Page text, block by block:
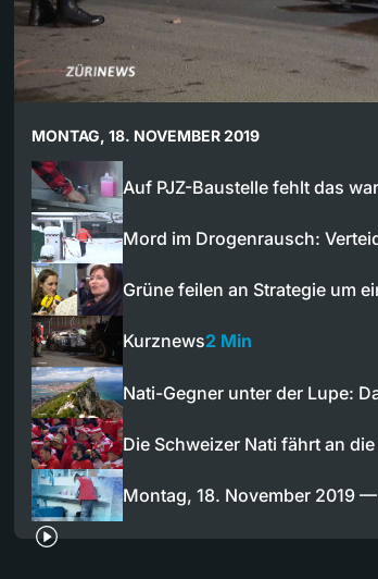
MONTAG, 18. NOVEMBER 2019
Auf PJZ-Baustelle fehlt das
Mord im Drogenrausch:
Grüne feilen an Strategie um
Kurznews2 Min
Nati-Gegner unter der Lupe:
Die Schweizer Nati fährt an
Montag, 18. November 2019